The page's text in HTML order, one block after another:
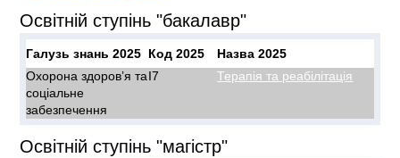
Освітній ступінь "бакалавр"
Галузь знань 2025 Код 2025
Назва 2025
Охорона здоров’я та
соціальне
забезпечення
I7 Терапія та реабілітація
Освітній ступінь "магістр"